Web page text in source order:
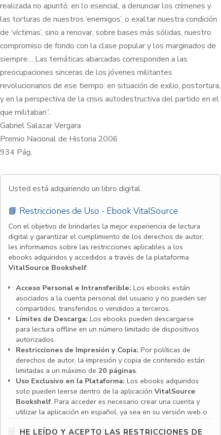
realizada no apuntó, en lo esencial, a denunciar los crímenes y
las torturas de nuestros ‘enemigos’, o exaltar nuestra condición
de ‘víctimas’, sino a renovar, sobre bases más sólidas, nuestro
compromiso de fondo con la clase popular y los marginados de
siempre… Las temáticas abarcadas corresponden a las
preocupaciones sinceras de los jóvenes militantes
revolucionarios de ese tiempo: en situación de exilio, postortura,
y en la perspectiva de la crisis autodestructiva del partido en el
que militaban”.
Gabriel Salazar Vergara
Premio Nacional de Historia 2006
934 Pág.
Usted está adquiriendo un libro digital.
📘 Restricciones de Uso - Ebook VitalSource
Con el objetivo de brindarles la mejor experiencia de lectura
digital y garantizar el cumplimiento de los derechos de autor,
les informamos sobre las restricciones aplicables a los
ebooks adquiridos y accedidos a través de la plataforma
VitalSource Bookshelf:
Acceso Personal e Intransferible: Los ebooks están
asociados a la cuenta personal del usuario y no pueden ser
compartidos, transferidos o vendidos a terceros.
Límites de Descarga: Los ebooks pueden descargarse
para lectura offline en un número limitado de dispositivos
autorizados.
Restricciones de Impresión y Copia: Por políticas de
derechos de autor, la impresión y copia de contenido están
limitadas a un máximo de 20 páginas.
Uso Exclusivo en la Plataforma: Los ebooks adquiridos
solo pueden leerse dentro de la aplicación VitalSource
Bookshelf. Para acceder es necesario crear una cuenta y
utilizar la aplicación en español, ya sea en su versión web o
Compatibilidad de dispositivos:VitalSource Bookshelf es
HE LEÍDO Y ACEPTO LAS RESTRICCIONES DE